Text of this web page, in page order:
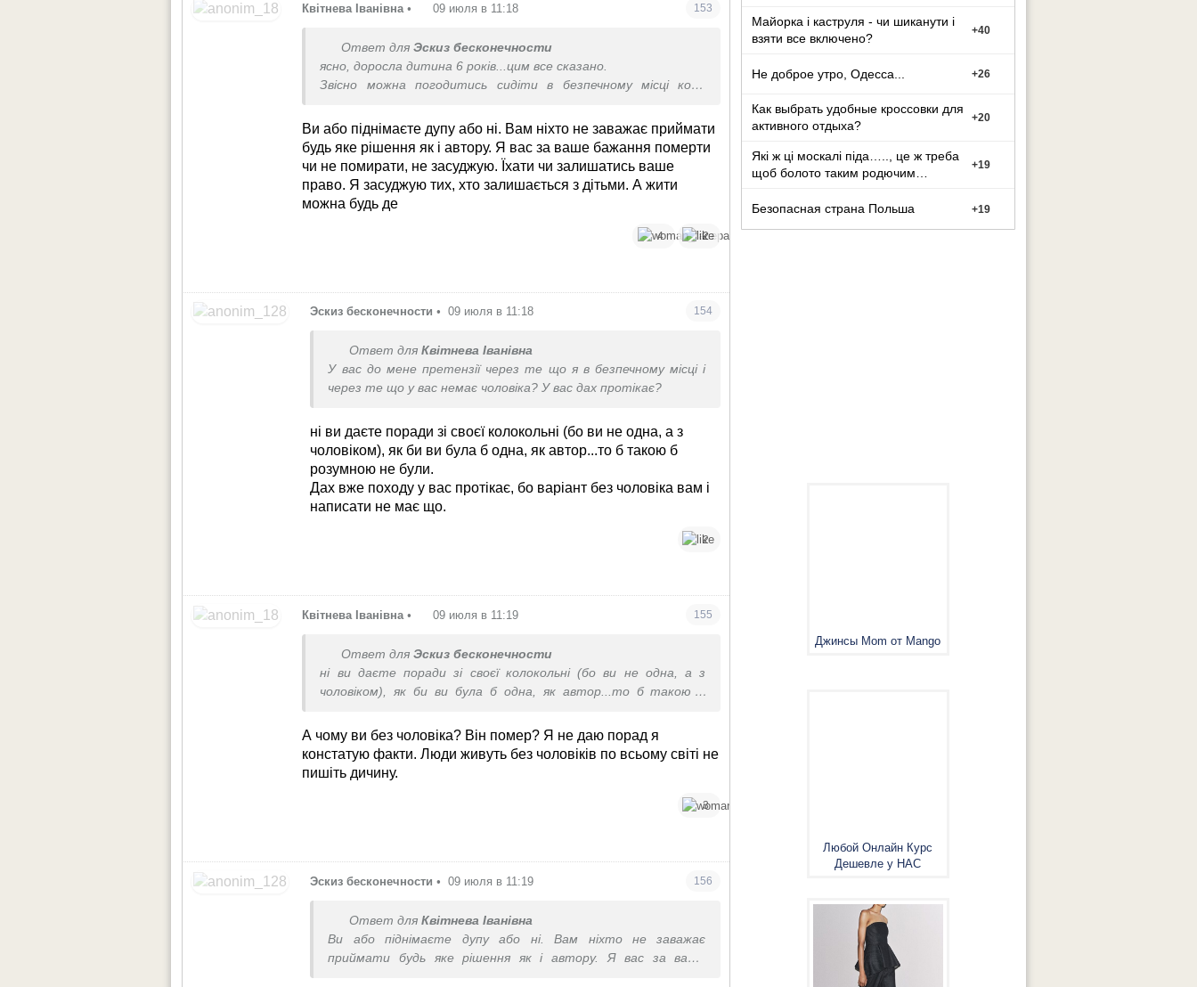
Квітнева Іванівна • 09 июля в 11:18 153
Ответ для Эскиз бесконечности
ясно, доросла дитина 6 років...цим все сказано.
Звісно можна погодитись сидіти в безпечному місці коли
Ви або піднімаєте дупу або ні. Вам ніхто не заважає приймати
будь яке рішення як і автору. Я вас за ваше бажання померти
чи не помирати, не засуджую. Їхати чи залишатись ваше
право. Я засуджую тих, хто залишається з дітьми. А жити
можна будь де
4 2
Эскиз бесконечности • 09 июля в 11:18 154
Ответ для Квітнева Іванівна
У вас до мене претензії через те що я в безпечному місці і
через те що у вас немає чоловіка? У вас дах протікає?
ні ви даєте поради зі своєї колокольні (бо ви не одна, а з
чоловіком), як би ви була б одна, як автор...то б такою б
розумною не були.
Дах вже походу у вас протікає, бо варіант без чоловіка вам і
написати не має що.
2
Квітнева Іванівна • 09 июля в 11:19 155
Ответ для Эскиз бесконечности
ні ви даєте поради зі своєї колокольні (бо ви не одна, а з
чоловіком), як би ви була б одна, як автор...то б такою б
Дах вже походу у вас протікає, бо варіант без чоловіка вам і
написати не має що.
А чому ви без чоловіка? Він помер? Я не даю порад я
констатую факти. Люди живуть без чоловіків по всьому світі не
пишіть дичину.
3
Эскиз бесконечности • 09 июля в 11:19 156
Ответ для Квітнева Іванівна
Ви або піднімаєте дупу або ні. Вам ніхто не заважає
приймати будь яке рішення як і автору. Я вас за ваше
Майорка і каструля - чи шиканути і
взяти все включено?
+40
Не доброе утро, Одесса... +26
Как выбрать удобные кроссовки для
активного отдыха?
+20
Які ж ці москалі піда….., це ж треба
щоб болото таким родючим
+19
Безопасная страна Польша +19
Джинсы Mom от Mango
Любой Онлайн Курс
Дешевле у НАС